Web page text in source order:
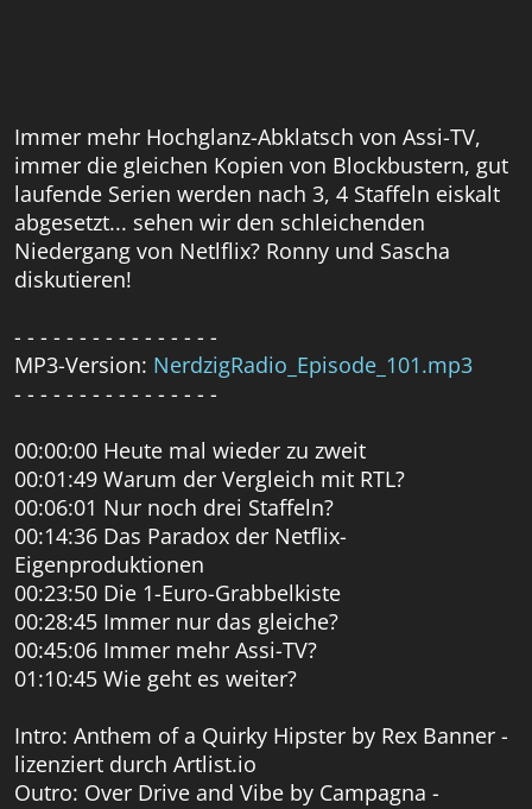
Immer mehr Hochglanz-Abklatsch von Assi-TV,
immer die gleichen Kopien von Blockbustern, gut
laufende Serien werden nach 3, 4 Staffeln eiskalt
abgesetzt... sehen wir den schleichenden
Niedergang von Netlflix? Ronny und Sascha
diskutieren!
- - - - - - - - - - - - - - - -
MP3-Version: NerdzigRadio_Episode_101.mp3
- - - - - - - - - - - - - - - -
00:00:00 Heute mal wieder zu zweit
00:01:49 Warum der Vergleich mit RTL?
00:06:01 Nur noch drei Staffeln?
00:14:36 Das Paradox der Netflix-
Eigenproduktionen
00:23:50 Die 1-Euro-Grabbelkiste
00:28:45 Immer nur das gleiche?
00:45:06 Immer mehr Assi-TV?
01:10:45 Wie geht es weiter?
Intro: Anthem of a Quirky Hipster by Rex Banner -
lizenziert durch Artlist.io
Outro: Over Drive and Vibe by Campagna -